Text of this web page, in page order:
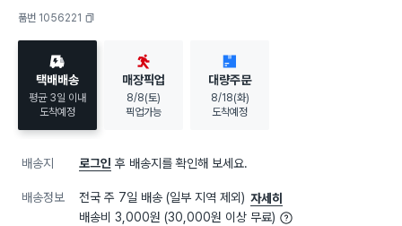
품번 1056221
택배배송
평균 3일 이내
도착예정
매장픽업
8/8(토)
픽업가능
대량주문
8/18(화)
도착예정
배송지 로그인 후 배송지를 확인해 보세요.
배송정보 전국 주 7일 배송 (일부 지역 제외) 자세히
배송비 3,000원 (30,000원 이상 무료)